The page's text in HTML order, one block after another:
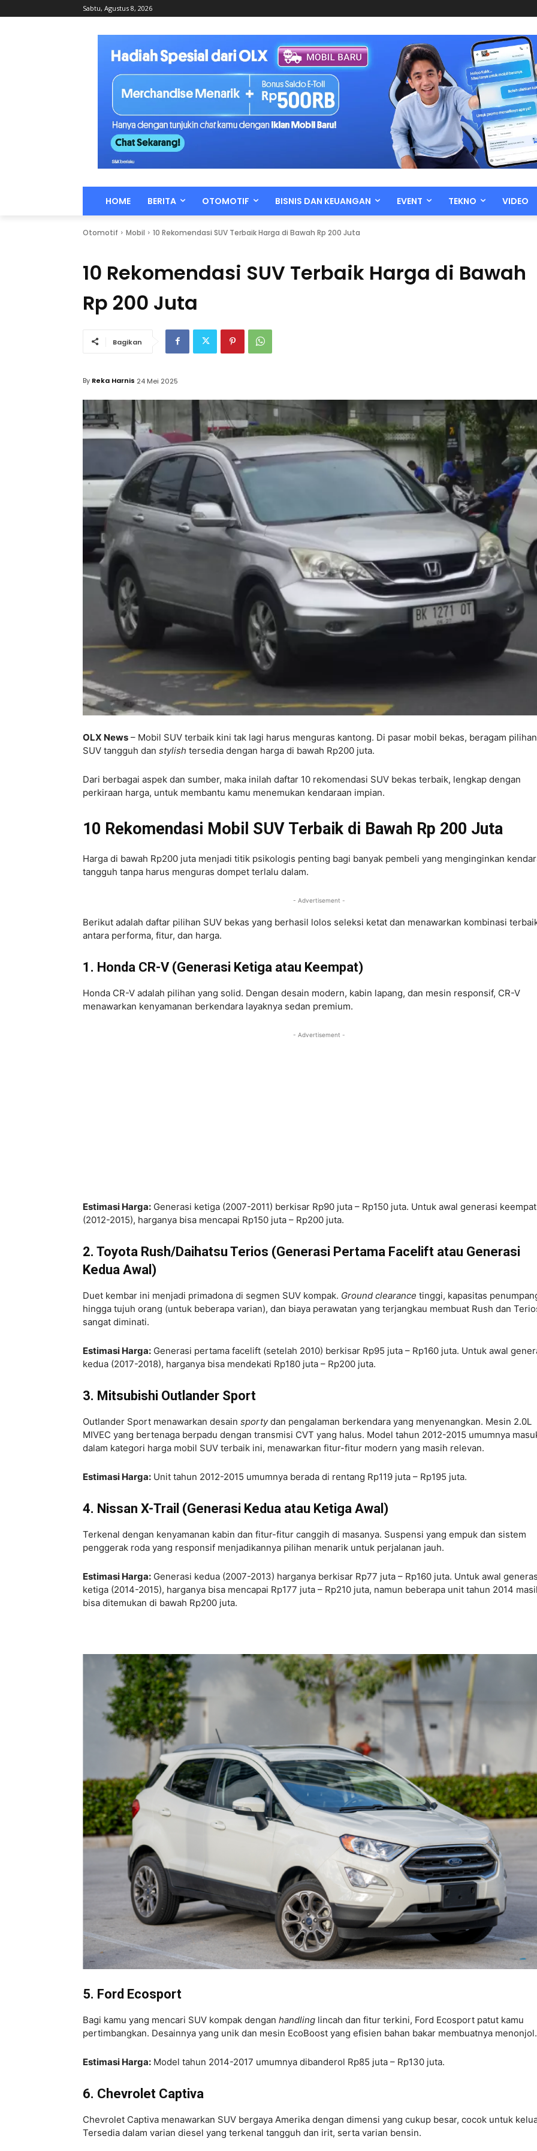
Sabtu, Agustus 8, 2026
HOME BERITA OTOMOTIF BISNIS DAN KEUANGAN EVENT TEKNO VIDEO
Otomotif Mobil 10 Rekomendasi SUV Terbaik Harga di Bawah Rp 200 Juta
10 Rekomendasi SUV Terbaik Harga di Bawah
Rp 200 Juta
Bagikan
By Reka Harnis 24 Mei 2025
OLX News – Mobil SUV terbaik kini tak lagi harus menguras kantong. Di pasar mobil bekas, beragam pilihan
SUV tangguh dan stylish tersedia dengan harga di bawah Rp200 juta.
Dari berbagai aspek dan sumber, maka inilah daftar 10 rekomendasi SUV bekas terbaik, lengkap dengan
perkiraan harga, untuk membantu kamu menemukan kendaraan impian.
10 Rekomendasi Mobil SUV Terbaik di Bawah Rp 200 Juta
Harga di bawah Rp200 juta menjadi titik psikologis penting bagi banyak pembeli yang menginginkan
tangguh tanpa harus menguras dompet terlalu dalam.
- Advertisement -
Berikut adalah daftar pilihan SUV bekas yang berhasil lolos seleksi ketat dan menawarkan kombinasi
antara performa, fitur, dan harga.
1. Honda CR-V (Generasi Ketiga atau Keempat)
Honda CR-V adalah pilihan yang solid. Dengan desain modern, kabin lapang, dan mesin responsif, CR-V
menawarkan kenyamanan berkendara layaknya sedan premium.
- Advertisement -
Estimasi Harga: Generasi ketiga (2007-2011) berkisar Rp90 juta – Rp150 juta. Untuk awal generasi keempat
(2012-2015), harganya bisa mencapai Rp150 juta – Rp200 juta.
2. Toyota Rush/Daihatsu Terios (Generasi Pertama Facelift atau Generasi
Kedua Awal)
Duet kembar ini menjadi primadona di segmen SUV kompak. Ground clearance tinggi, kapasitas
hingga tujuh orang (untuk beberapa varian), dan biaya perawatan yang terjangkau membuat Rush dan
sangat diminati.
Estimasi Harga: Generasi pertama facelift (setelah 2010) berkisar Rp95 juta – Rp160 juta. Untuk awal
kedua (2017-2018), harganya bisa mendekati Rp180 juta – Rp200 juta.
3. Mitsubishi Outlander Sport
Outlander Sport menawarkan desain sportydan pengalaman berkendara yang menyenangkan. Mesin 2.0L
MIVEC yang bertenaga berpadu dengan transmisi CVT yang halus. Model tahun 2012-2015 umumnya
dalam kategori harga mobil SUV terbaik ini, menawarkan fitur-fitur modern yang masih relevan.
Estimasi Harga: Unit tahun 2012-2015 umumnya berada di rentang Rp119 juta – Rp195 juta.
4. Nissan X-Trail (Generasi Kedua atau Ketiga Awal)
Terkenal dengan kenyamanan kabin dan fitur-fitur canggih di masanya. Suspensi yang empuk dan sistem
penggerak roda yang responsif menjadikannya pilihan menarik untuk perjalanan jauh.
Estimasi Harga: Generasi kedua (2007-2013) harganya berkisar Rp77 juta – Rp160 juta. Untuk awal
ketiga (2014-2015), harganya bisa mencapai Rp177 juta – Rp210 juta, namun beberapa unit tahun 2014
bisa ditemukan di bawah Rp200 juta.
5. Ford Ecosport
Bagi kamu yang mencari SUV kompak dengan handling lincah dan fitur terkini, Ford Ecosport patut kamu
pertimbangkan. Desainnya yang unik dan mesin EcoBoost yang efisien bahan bakar membuatnya
Estimasi Harga: Model tahun 2014-2017 umumnya dibanderol Rp85 juta – Rp130 juta.
6. Chevrolet Captiva
Chevrolet Captiva menawarkan SUV bergaya Amerika dengan dimensi yang cukup besar, cocok untuk
Tersedia dalam varian diesel yang terkenal tangguh dan irit, serta varian bensin.